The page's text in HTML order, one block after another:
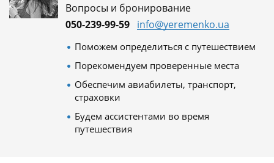
Вопросы и бронирование
050-239-99-59 info@yeremenko.ua
Поможем определиться с путешествием
Порекомендуем проверенные места
Обеспечим авиабилеты, транспорт,
страховки
Будем ассистентами во время
путешествия